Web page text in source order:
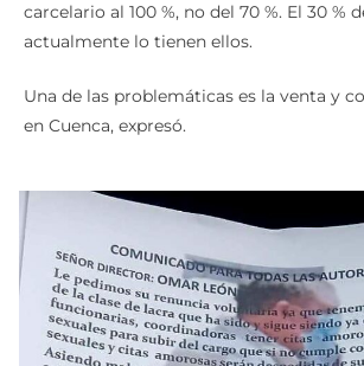
carcelario al 100 %, no del 70 %. El 30 %
actualmente lo tienen ellos.
Una de las problemáticas es la venta y
en Cuenca, expresó.